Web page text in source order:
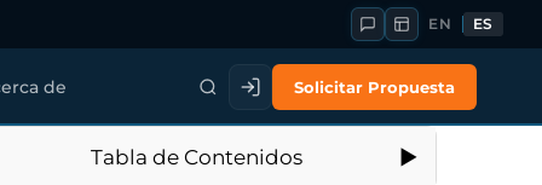
EN ES
de Solicitar Propuesta
Tabla de Contenidos